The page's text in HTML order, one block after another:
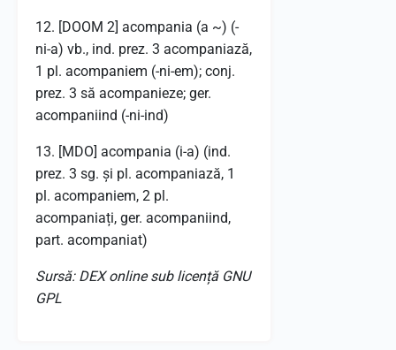
12. [DOOM 2] acompania (a ~) (-
ni-a) vb., ind. prez. 3 acompaniază,
1 pl. acompaniem (-ni-em); conj.
prez. 3 să acompanieze; ger.
acompaniind (-ni-ind)
13. [MDO] acompania (i-a) (ind.
prez. 3 sg. și pl. acompaniază, 1
pl. acompaniem, 2 pl.
acompaniați, ger. acompaniind,
part. acompaniat)
Sursă: DEX online sub licență GNU
GPL